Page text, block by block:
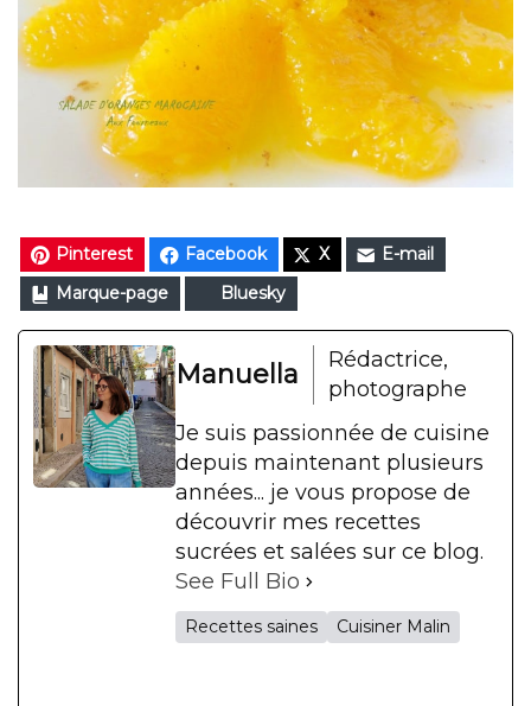
Pinterest Facebook X
E-mail
Marque-page
Bluesky
Manuella
Rédactrice,
photographe
Je suis passionnée de cuisine
depuis maintenant plusieurs
années... je vous propose de
découvrir mes recettes
sucrées et salées sur ce blog.
See Full Bio
Recettes saines Cuisiner Malin